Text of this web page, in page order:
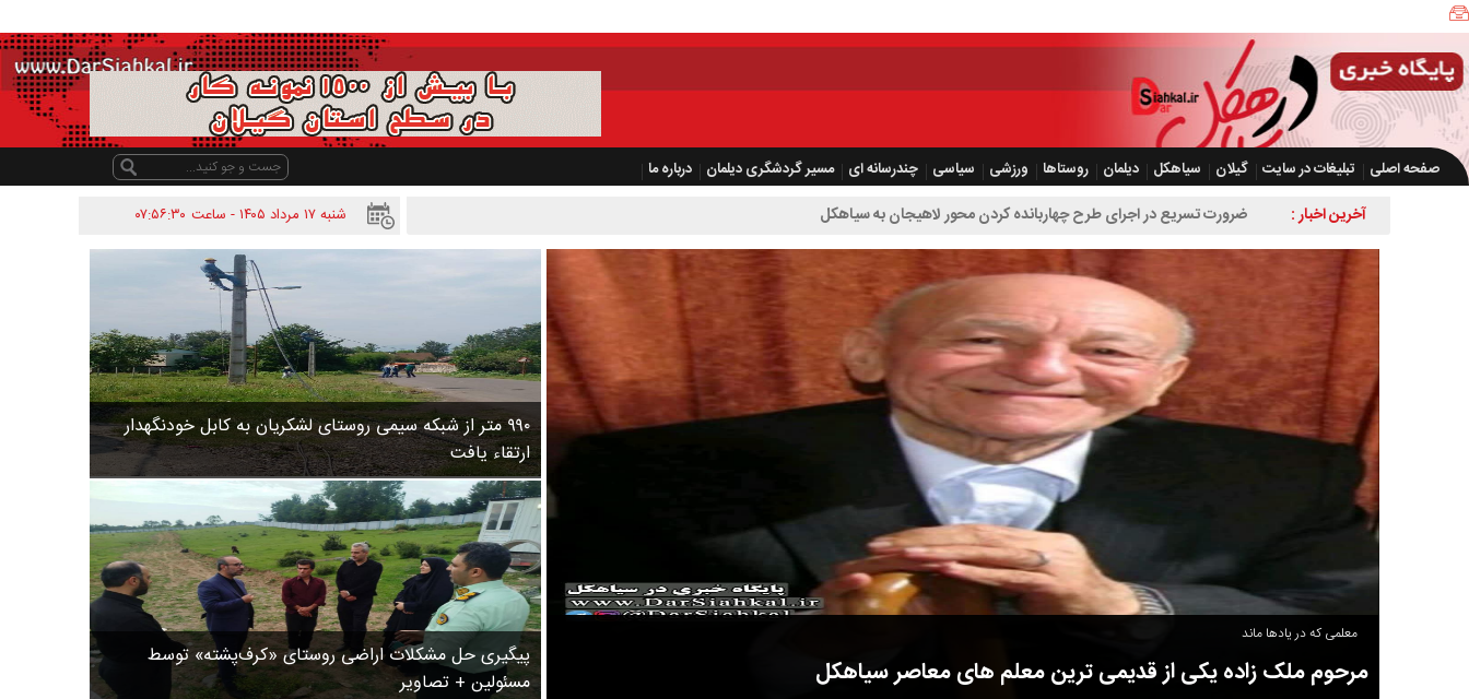
صفحه اصلی تبلیغات در سایت گیلان سیاهکل دیلمان روستاها ورزشی سیاسی چندرسانه ای مسیر گردشگری دیلمان
درباره ما
شنبه ۱۷ مرداد ۱۴۰۵ - ساعت
۰۷:۵۶:۳۰ آخرین اخبار : ضرورت تسریع در اجرای طرح چهاربانده کردن محور لاهیجان به سیاهکل
۹۹۰ متر از شبکه سیمی روستای لشکریان به کابل خودنگهدار
ارتقاء یافت
پیگیری حل مشکلات اراضی روستای «کرف‌پشته» توسط
مسئولین + تصاویر
معلمی که در یادها ماند
مرحوم ملک زاده یکی از قدیمی ترین معلم های معاصر سیاهکل